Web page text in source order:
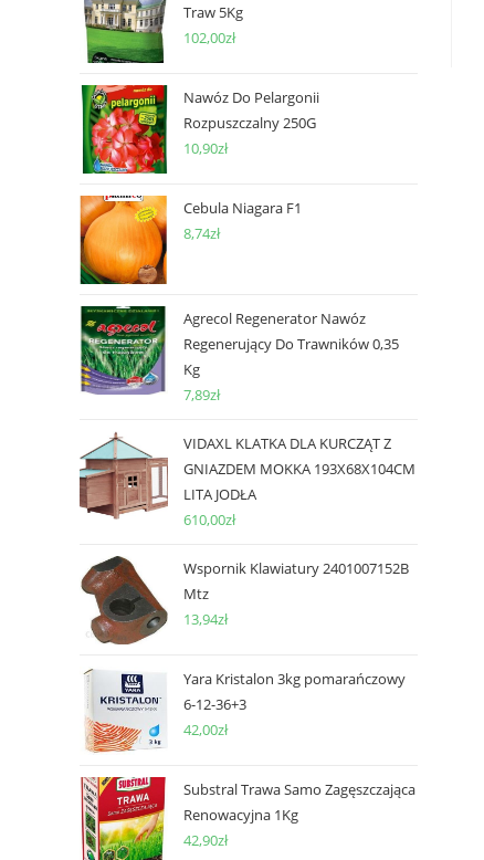
Traw 5Kg
102,00zł
Nawóz Do Pelargonii
Rozpuszczalny 250G
10,90zł
Cebula Niagara F1
8,74zł
Agrecol Regenerator Nawóz
Regenerujący Do Trawników 0,35
Kg
7,89zł
VIDAXL KLATKA DLA KURCZĄT Z
GNIAZDEM MOKKA 193X68X104CM
LITA JODŁA
610,00zł
Wspornik Klawiatury 2401007152B
Mtz
13,94zł
Yara Kristalon 3kg pomarańczowy
6-12-36+3
42,00zł
Substral Trawa Samo Zagęszczająca
Renowacyjna 1Kg
42,90zł